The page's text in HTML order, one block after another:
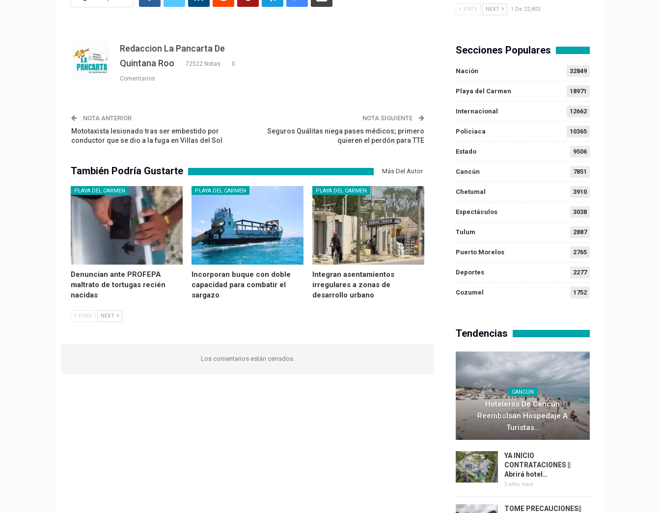
Redaccion La Pancarta De
Quintana Roo
72522 Notas 0
Comentarios
NOTA ANTERIOR
Mototaxista lesionado tras ser embestido por
conductor que se dio a la fuga en Villas del Sol
NOTA SIGUIENTE
Seguros Quálitas niega pases médicos; primero
quieren el perdón para TTE
También Podría Gustarte Más Del Autor
PLAYA DEL CARMEN
Denuncian ante PROFEPA
maltrato de tortugas recién
nacidas
PLAYA DEL CARMEN
Incorporan buque con doble
capacidad para combatir el
sargazo
PLAYA DEL CARMEN
Integran asentamientos
irregulares a zonas de
desarrollo urbano
PREV NEXT
Los comentarios están cerrados.
PREV NEXT 1 De 22,803
Secciones Populares
Nación 32849
Playa del Carmen 18971
Internacional 12662
Policiaca 10365
Estado 9506
Cancún 7851
Chetumal 3910
Espectáculos 3038
Tulum 2887
Puerto Morelos 2765
Deportes 2277
Cozumel 1752
Tendencias
CANCÚN
Hoteleros De Cancún
Reembolsan Hospedaje A
Turistas…
YA INICIO
CONTRATACIONES ||
Abrirá hotel…
5 años hace
TOME PRECAUCIONES||